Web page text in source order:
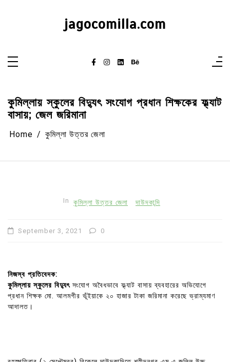
jagocomilla.com
কুমিল্লায় স্কুলের বিদ্যুৎ সংযোগ প্রধান শিক্ষকের ফ্ল্যাট
বাসায়; জেল জরিমানা
Home কুমিল্লা উত্তর জেলা
In কুমিল্লা উত্তর জেলা দাউদকান্দি
September 3, 2021 0
নিজস্ব প্রতিবেদক:
কুমিল্লায় স্কুলের বিদ্যুৎসংযোগ অবৈধভাবে ফ্ল্যাট বাসায় ব্যবহারের অভিযোগে
প্রধান শিক্ষক মো. আলমগীর ভূঁইয়াকে ২০ হাজার টাকা জরিমানা করেছে ভ্রাম্যমাণ
আদালত।